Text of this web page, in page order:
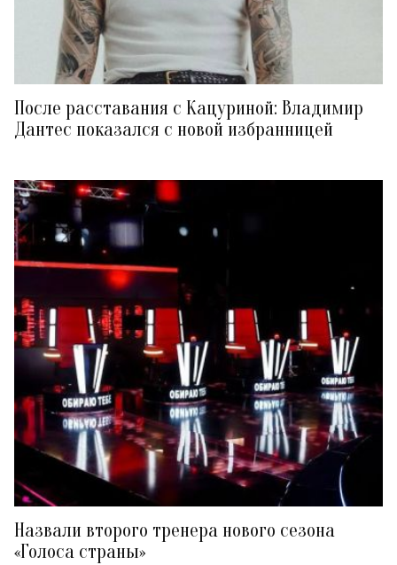
После расставания с Кацуриной: Владимир
Дантес показался с новой избранницей
Назвали второго тренера нового сезона
«Голоса страны»